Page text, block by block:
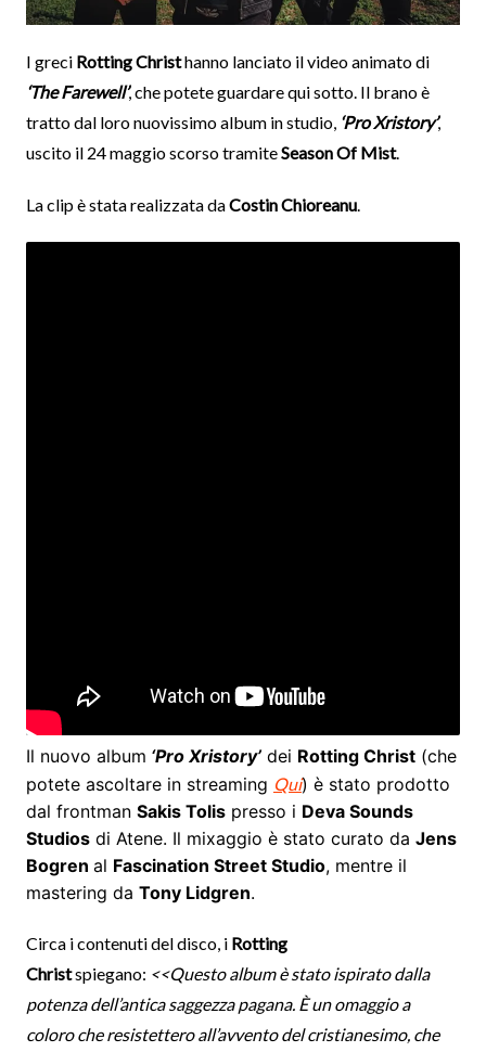
I greci Rotting Christhanno lanciato il video animato di
‘The Farewell’, che potete guardare qui sotto. Il brano è
tratto dal loro nuovissimo album in studio, ‘Pro Xristory’,
uscito il 24 maggio scorso tramiteSeason Of Mist.
La clip è stata realizzata daCostin Chioreanu.
Il nuovo album ‘Pro Xristory’dei Rotting Christ(che
potete ascoltare in streaming Qui) è stato prodotto
dal frontman Sakis Tolispresso i Deva Sounds
Studiosdi Atene. Il mixaggio è stato curato da Jens
Bogren al Fascination Street Studio, mentre il
mastering da Tony Lidgren.
Circa i contenuti del disco, i Rotting
Christspiegano: <<Questo album è stato ispirato dalla
potenza dell’antica saggezza pagana. È un omaggio a
coloro che resistettero all’avvento del cristianesimo, che